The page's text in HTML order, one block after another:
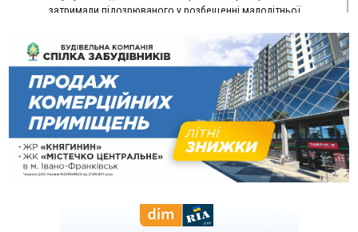
затримали підозрюваного у розбещенні малолітньої
АМКУ розпочав справу проти Гвіздецької селищної ради
через різні ставки земельного податку
08:54
Синоптики попереджають про значний дощ на Прикарпатті
до кінця п'ятниці
08:45
Нафтогазову площу на межі Прикарпаття та Львівщини
повторно виставили на аукціон за 830 млн
Вчора
18:46 ФОТО У Польщі невідомі скоїли наругу над могилою УПА
берегової охорони фсб у Керчі
Скарби Музею писанкового розпису побачать